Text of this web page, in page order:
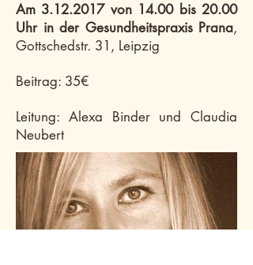
Am 3.12.2017von 14.00 bis 20.00
Uhr in der Gesundheitspraxis Prana,
Gottschedstr. 31, Leipzig
Beitrag: 35€
Leitung: Alexa Binder und Claudia
Neubert